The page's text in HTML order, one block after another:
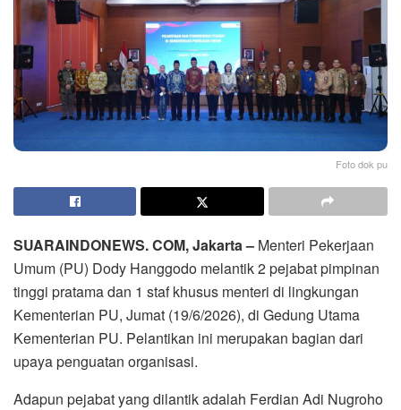
Foto dok pu
SUARAINDONEWS. COM, Jakarta – Menteri Pekerjaan
Umum (PU) Dody Hanggodo melantik 2 pejabat pimpinan
tinggi pratama dan 1 staf khusus menteri di lingkungan
Kementerian PU, Jumat (19/6/2026), di Gedung Utama
Kementerian PU. Pelantikan ini merupakan bagian dari
upaya penguatan organisasi.
Adapun pejabat yang dilantik adalah Ferdian Adi Nugroho